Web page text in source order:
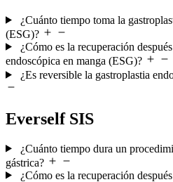
¿Cuánto tiempo toma la
(ESG)?
¿Cómo es la recuperación
endoscópica en manga (ESG)?
¿Es reversible la gastroplastia
Everself SIS
¿Cuánto tiempo dura un
gástrica?
¿Cómo es la recuperación